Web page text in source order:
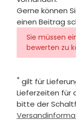
Gerne können
einen Beitrag
Sie müssen
bewerten zu
* gilt für
Lieferzeiten für
bitte der